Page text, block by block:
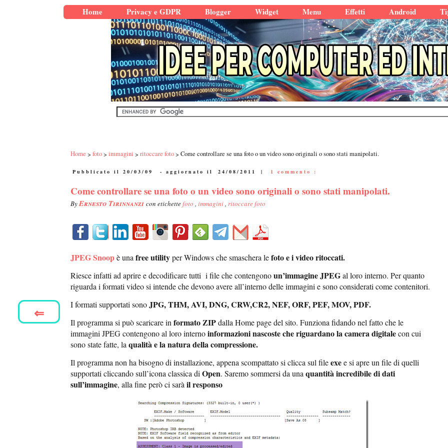
Home Privacy e GDPR Blogger Widget Menu Effetti Android
Home foto immagini ritoccare foto Come controllare se una foto o un video sono originali o sono stati manipolati.
Pubblicato il 20/03/09 - aggiornato il 24/08/2011 | 1 commento :
Come controllare se una foto o un video sono originali o sono stati manipolati.
ByErnesto Tirinnanzi con etichettefoto , immagini, ritoccare foto
JPEG Snoopè una free utilityper Windows che smaschera lefoto e i video ritoccati.
Riesce infatti ad aprire e decodificare tutti i file che contengonoun’immagine JPEGal loro interno. Per quanto
riguarda i formati video si intende che devono avere all’interno delle immagini e sono considerati come contenitori.
I formati supportati sonoJPG, THM, AVI, DNG, CRW,CR2, NEF, ORF, PEF, MOV, PDF.
Il programma si può scaricare in formato ZIPdalla Home page del sito. Funziona fidando nel fatto che le
immagini JPEG contengono al loro internoinformazioni nascoste che riguardano la camera digitalecon cui
sono state fatte, la qualità e la natura della compressione.
Il programma non ha bisogno di installazione, appena scompattato si clicca sul fileexee si apre un file di quelli
supportati cliccando sull’icona classica di Open. Saremo sommersi da una quantità incredibile di dati
sull’immagine, alla fine però ci sarà il responso
⇐